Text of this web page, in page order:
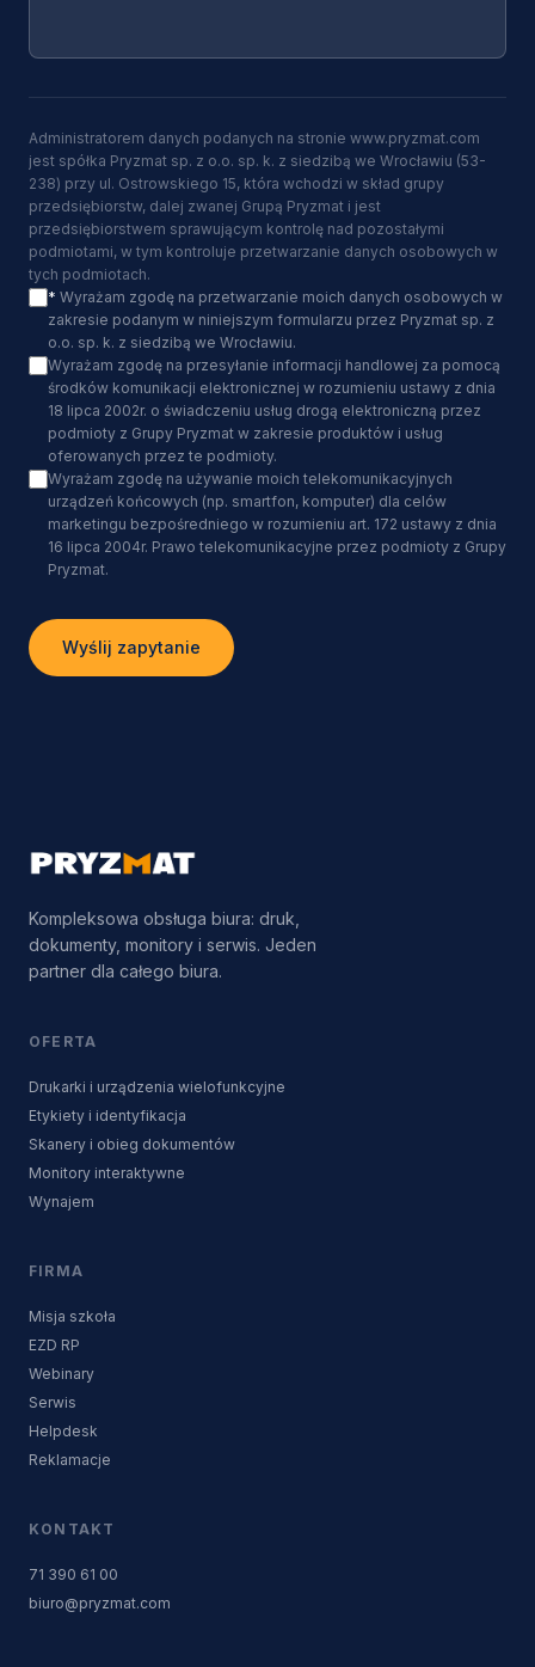
Administratorem danych podanych na stronie www.pryzmat.com
jest spółka Pryzmat sp. z o.o. sp. k. z siedzibą we Wrocławiu (53-
238) przy ul. Ostrowskiego 15, która wchodzi w skład grupy
przedsiębiorstw, dalej zwanej Grupą Pryzmat i jest
przedsiębiorstwem sprawującym kontrolę nad pozostałymi
podmiotami, w tym kontroluje przetwarzanie danych osobowych w
tych podmiotach.
* Wyrażam zgodę na przetwarzanie moich danych osobowych w
zakresie podanym w niniejszym formularzu przez Pryzmat sp. z
o.o. sp. k. z siedzibą we Wrocławiu.
Wyrażam zgodę na przesyłanie informacji handlowej za pomocą
środków komunikacji elektronicznej w rozumieniu ustawy z dnia
18 lipca 2002r. o świadczeniu usług drogą elektroniczną przez
podmioty z Grupy Pryzmat w zakresie produktów i usług
oferowanych przez te podmioty.
Wyrażam zgodę na używanie moich telekomunikacyjnych
urządzeń końcowych (np. smartfon, komputer) dla celów
marketingu bezpośredniego w rozumieniu art. 172 ustawy z dnia
16 lipca 2004r. Prawo telekomunikacyjne przez podmioty z Grupy
Pryzmat.
Wyślij zapytanie
Kompleksowa obsługa biura: druk,
dokumenty, monitory i serwis. Jeden
partner dla całego biura.
OFERTA
Drukarki i urządzenia wielofunkcyjne
Etykiety i identyfikacja
Skanery i obieg dokumentów
Monitory interaktywne
Wynajem
FIRMA
Misja szkoła
EZD RP
Webinary
Serwis
Helpdesk
Reklamacje
KONTAKT
71 390 61 00
biuro@pryzmat.com